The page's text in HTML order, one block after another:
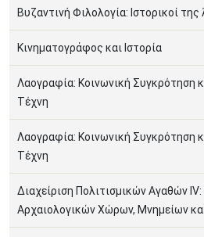
Βυζαντινή Φιλολογία: Ιστορικοί
Κινηματογράφος και Ιστορία
Λαογραφία: Κοινωνική Συγκρότηση
Τέχνη
Λαογραφία: Κοινωνική Συγκρότηση
Τέχνη
Διαχείριση Πολιτισμικών Αγαθών IV:
Αρχαιολογικών Χώρων, Μνημείων